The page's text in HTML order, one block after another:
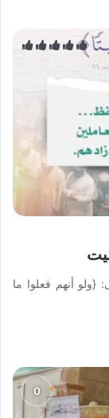
{ولو أنهم فعلوا ما